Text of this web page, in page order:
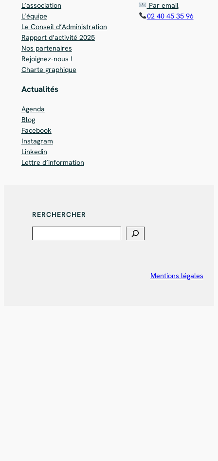
L’association
L’équipe
Le Conseil d’Administration
Rapport d’activité 2025
Nos partenaires
Rejoignez-nous !
Charte graphique
Par email
02 40 45 35 96
Actualités
Agenda
Blog
Facebook
Instagram
Linkedin
Lettre d’information
RERCHERCHER
Mentions légales